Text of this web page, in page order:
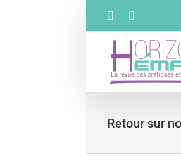
Facebook
Retour sur